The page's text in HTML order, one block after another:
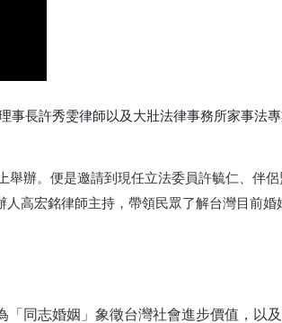
事長許秀雯律師以及大壯法律事務所家事法
舉辦。 便是邀請到 現任立法委員許毓仁、伴
人高宏銘律師主持，帶領民眾了解台灣目前婚
同志婚姻」象徵台灣社會進步價值，以